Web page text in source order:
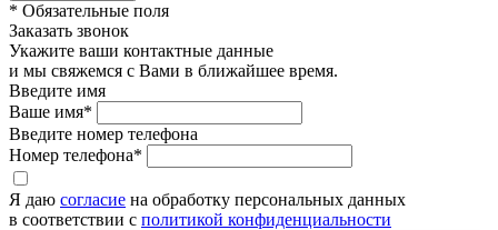
* Обязательные поля
Заказать звонок
Укажите ваши контактные данные
и мы свяжемся с Вами в ближайшее время.
Введите имя
Ваше имя*
Введите номер телефона
Номер телефона*
Я даю согласие на обработку персональных данных
в соответствии с политикой конфиденциальности